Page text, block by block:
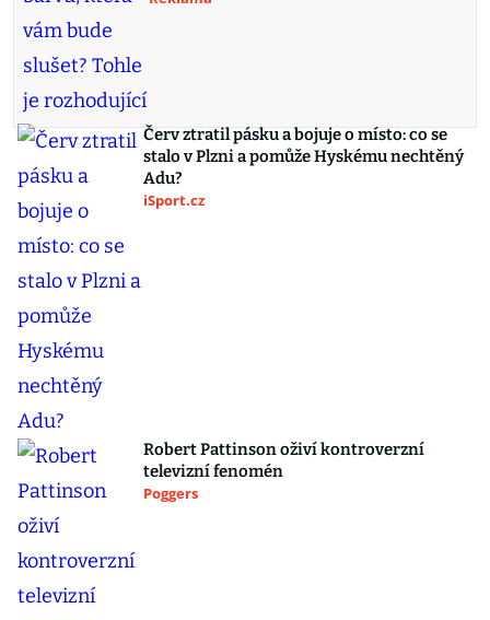
Červ ztratil pásku a bojuje o místo: co se
stalo v Plzni a pomůže Hyskému nechtěný
Adu?
iSport.cz
Robert Pattinson oživí kontroverzní
televizní fenomén
Poggers